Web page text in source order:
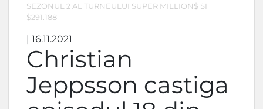
SEZONUL 2 AL TURNEULUI SUPER MILLION$ SI
$291.188
| 16.11.2021
Christian
Jeppsson castiga